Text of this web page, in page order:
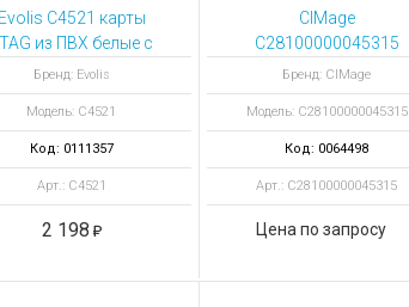
устройства для ноутбуков
товары
Evolis C4521 карты
из ПВХ белые с
зеркальным
покрытием
Бренд: Evolis
Модель: C4521
Код: 0111357
Арт.: C4521
2 198
CIMage
C28100000045315
полноцветная лента
YMCKO
перезаряжаемая на
250 отпечатков
Бренд: CIMage
Модель: C28100000045315
Код: 0064498
Арт.: C28100000045315
Цена по запросу